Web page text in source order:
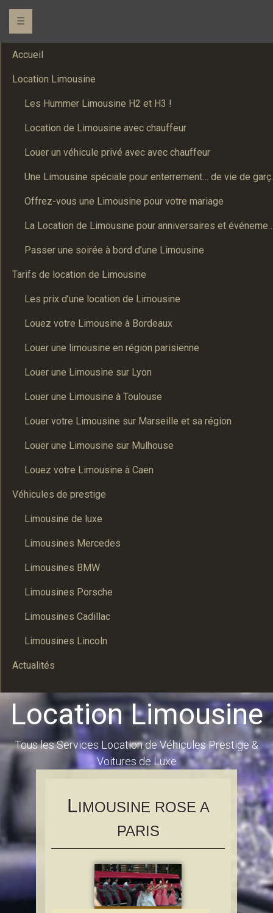
☰
Accueil
Location Limousine
Les Hummer Limousine H2 et H3 !
Location de Limousine avec chauffeur
Louer un véhicule privé avec avec chauffeur
Une
Offrez-vous une Limousine pour votre mariage
La Location de Limousine pour
Passer une soirée à bord d’une Limousine
Tarifs de location de Limousine
Les prix d’une location de Limousine
Louez votre Limousine à Bordeaux
Louer une limousine en région parisienne
Louer une Limousine sur Lyon
Louer une Limousine à Toulouse
Louer votre Limousine sur Marseille et sa région
Louer une Limousine sur Mulhouse
Louez votre Limousine à Caen
Véhicules de prestige
Limousine de luxe
Limousines Mercedes
Limousines BMW
Limousines Porsche
Limousines Cadillac
Limousines Lincoln
Actualités
Location Limousine
Tous les Services Location de Véhicules Prestige &
Voitures de Luxe
LIMOUSINE ROSE A
PARIS